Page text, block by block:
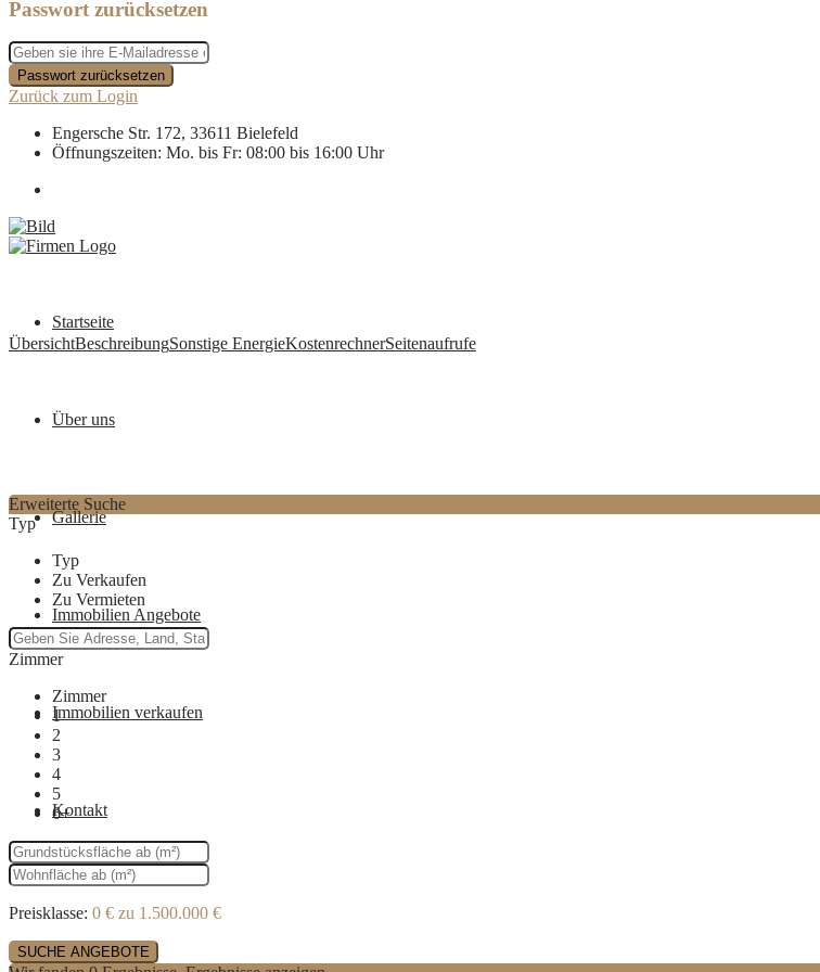
Passwort zurücksetzen
Passwort zurücksetzen
Zurück zum Login
Engersche Str. 172, 33611 Bielefeld
Öffnungszeiten: Mo. bis Fr: 08:00 bis 16:00 Uhr
Startseite
Über uns
Gallerie
Immobilien Angebote
Immobilien verkaufen
Kontakt
ÜbersichtBeschreibungSonstige EnergieKostenrechnerSeitenaufrufe
Erweiterte Suche
Typ
Typ
Zu Verkaufen
Zu Vermieten
Zimmer
Zimmer
1
2
3
4
5
6+
Preisklasse: 0 € zu 1.500.000 €